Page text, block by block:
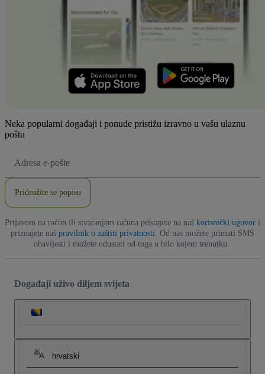
Neka popularni događaji i ponude pristižu izravno u vašu ulaznu
poštu
mail
Pridružite se popisu
Prijavom na račun ili stvaranjem računa pristajete na naš korisnički ugovor i
priznajete naš pravilnik o zaštiti privatnosti . Od nas možete primati SMS
obavijesti i možete odustati od toga u bilo kojem trenutku.
Događaji uživo diljem svijeta
hrvatski